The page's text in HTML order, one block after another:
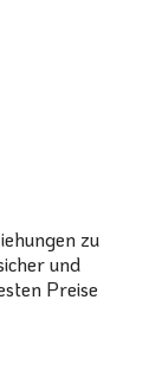
zu
und
Preise